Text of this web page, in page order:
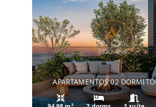
APARTAMENTOS 02